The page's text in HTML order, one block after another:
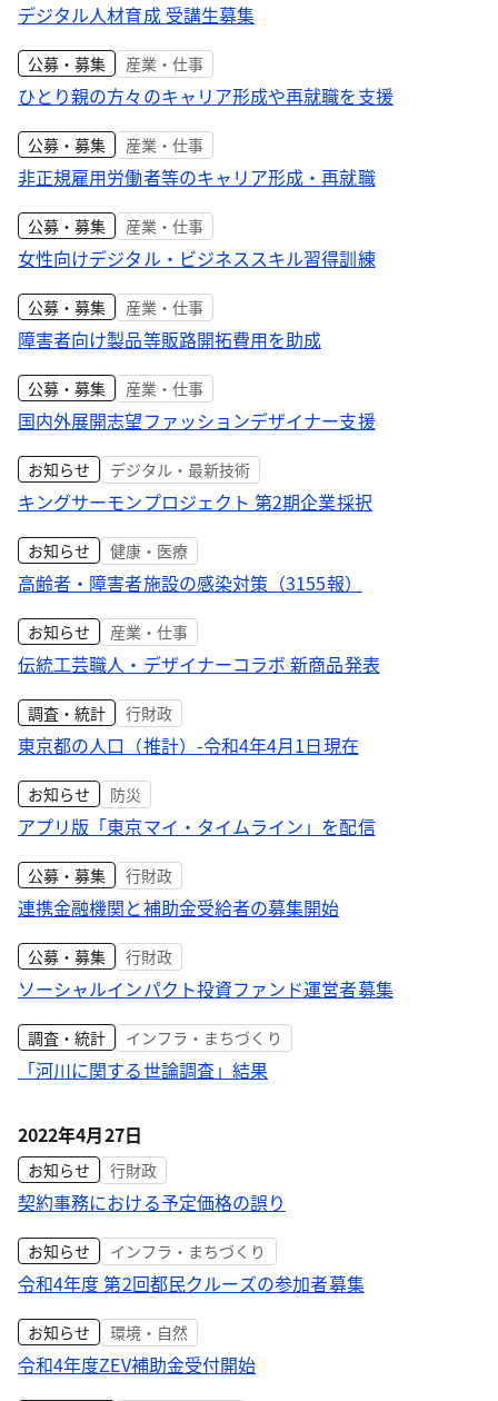
デジタル人材育成 受講生募集
公募・募集 産業・仕事
ひとり親の方々のキャリア形成や再就職を支援
公募・募集 産業・仕事
非正規雇用労働者等のキャリア形成・再就職
公募・募集 産業・仕事
女性向けデジタル・ビジネススキル習得訓練
公募・募集 産業・仕事
障害者向け製品等販路開拓費用を助成
公募・募集 産業・仕事
国内外展開志望ファッションデザイナー支援
お知らせ デジタル・最新技術
キングサーモンプロジェクト 第2期企業採択
お知らせ 健康・医療
高齢者・障害者施設の感染対策（3155報）
お知らせ 産業・仕事
伝統工芸職人・デザイナーコラボ 新商品発表
調査・統計 行財政
東京都の人口（推計）-令和4年4月1日現在
お知らせ 防災
アプリ版「東京マイ・タイムライン」を配信
公募・募集 行財政
連携金融機関と補助金受給者の募集開始
公募・募集 行財政
ソーシャルインパクト投資ファンド運営者募集
調査・統計 インフラ・まちづくり
「河川に関する世論調査」結果
2022年4月27日
お知らせ 行財政
契約事務における予定価格の誤り
お知らせ インフラ・まちづくり
令和4年度 第2回都民クルーズの参加者募集
お知らせ 環境・自然
令和4年度ZEV補助金受付開始